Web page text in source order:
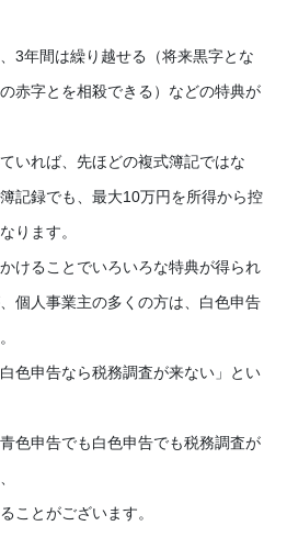
3年間は繰り越せる（将来黒字とな
赤字とを相殺できる）などの特典が
いれば、先ほどの複式簿記ではな
記録でも、最大10万円を所得から控
ります。
けることでいろいろな特典が得られ
個人事業主の多くの方は、白色申告
色申告なら税務調査が来ない」とい
色申告でも白色申告でも税務調査が
ことがございます。